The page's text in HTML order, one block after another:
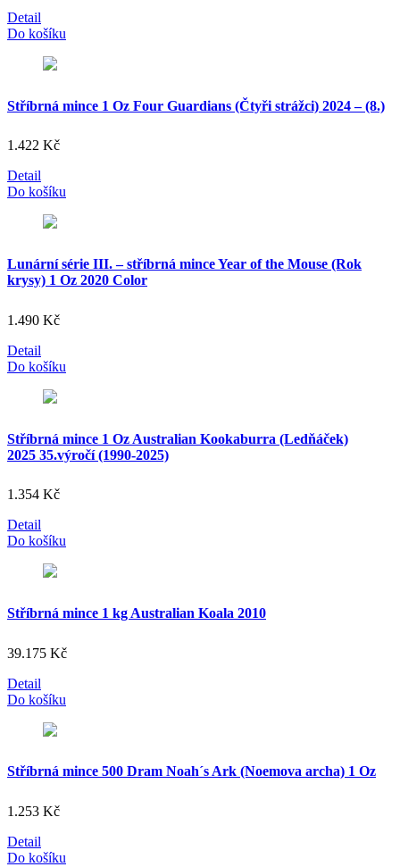
Detail
Do košíku
Stříbrná mince 1 Oz Four Guardians (Čtyři strážci) 2024 – (8.)
1.422 Kč
Detail
Do košíku
Lunární série III. – stříbrná mince Year of the Mouse (Rok
krysy) 1 Oz 2020 Color
1.490 Kč
Detail
Do košíku
Stříbrná mince 1 Oz Australian Kookaburra (Ledňáček)
2025 35.výročí (1990-2025)
1.354 Kč
Detail
Do košíku
Stříbrná mince 1 kg Australian Koala 2010
39.175 Kč
Detail
Do košíku
Stříbrná mince 500 Dram Noah´s Ark (Noemova archa) 1 Oz
1.253 Kč
Detail
Do košíku